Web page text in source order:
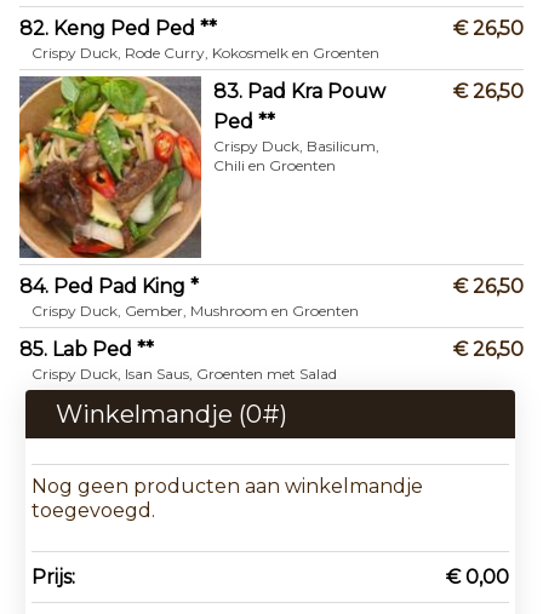
82. Keng Ped Ped **
Crispy Duck, Rode Curry, Kokosmelk en Groenten
€ 26,50
83. Pad Kra Pouw
Ped **
Crispy Duck, Basilicum,
Chili en Groenten
€ 26,50
84. Ped Pad King *
Crispy Duck, Gember, Mushroom en Groenten
€ 26,50
85. Lab Ped **
Crispy Duck, Isan Saus, Groenten met Salad
€ 26,50
Winkelmandje (0#)
Nog geen producten aan winkelmandje
toegevoegd.
Prijs: € 0,00